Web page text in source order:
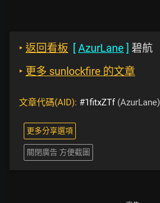
‣ 返回看板 [AzurLane ] 碧航
‣ 更多 sunlockfire 的文章
文章代碼(AID): #1fitxZTf(AzurLane)
更多分享選項
關閉廣告 方便截圖